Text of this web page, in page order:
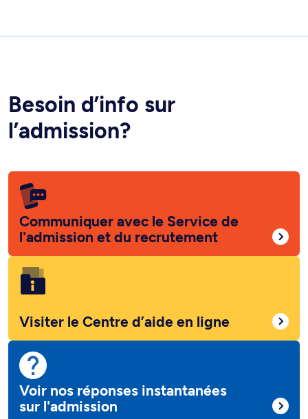
Besoin d’info sur
l’admission?
Communiquer avec le Service de
l'admission et du recrutement
Visiter le Centre d’aide en ligne
Voir nos réponses instantanées
sur l'admission